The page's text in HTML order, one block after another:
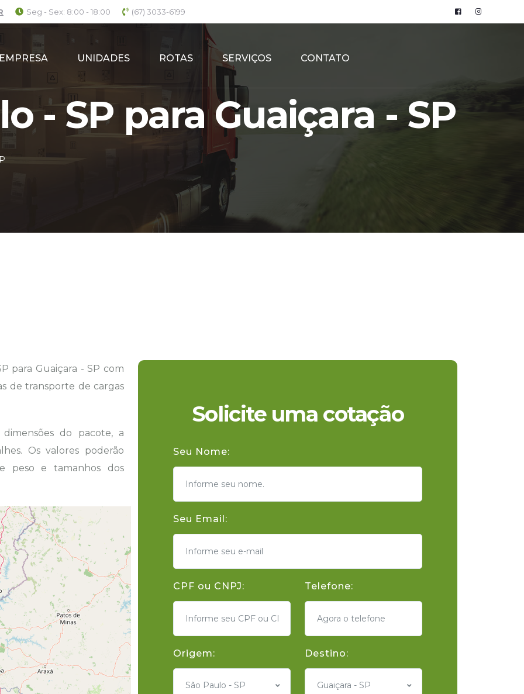
Seg - Sex: 8:00 - 18:00 (67) 3033-6199
UNIDADES ROTAS SERVIÇOS CONTATO
- SP para Guaiçara - SP
para Guaiçara - SP com
de transporte de cargas
do pacote, a
Os valores poderão
peso e tamanhos dos
Solicite uma cotação
Seu Nome:
Seu Email:
CPF ou CNPJ: Telefone:
Origem:
São Paulo - SP
Destino:
Guaiçara - SP